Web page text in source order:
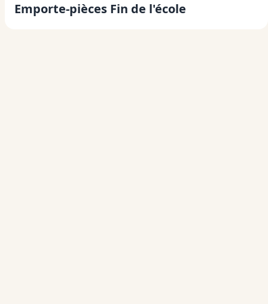
Emporte-pièces Fin de l'école